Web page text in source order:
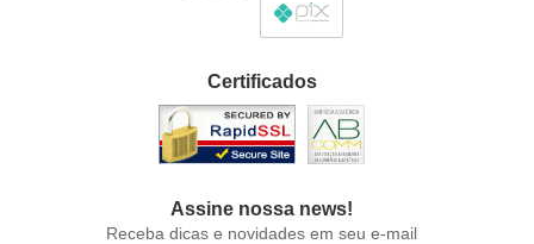
Certificados
Assine nossa news!
Receba dicas e novidades em seu e-mail